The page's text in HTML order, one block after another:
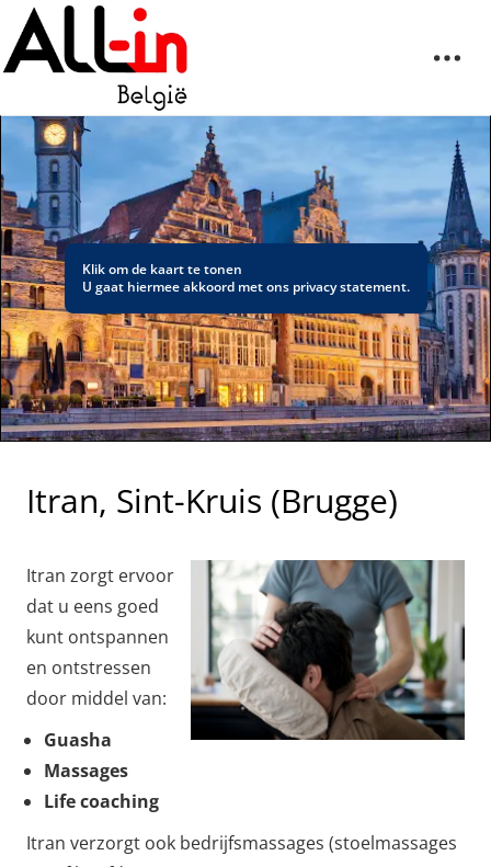
Klik om de kaart te tonen
U gaat hiermee akkoord met ons privacy statement.
Itran, Sint-Kruis (Brugge)
Itran zorgt ervoor
dat u eens goed
kunt ontspannen
en ontstressen
door middel van:
Guasha
Massages
Life coaching
Itran verzorgt ook bedrijfsmassages (stoelmassages